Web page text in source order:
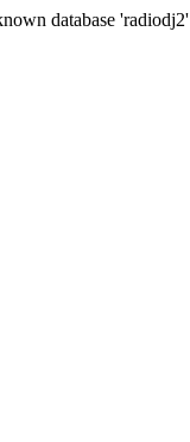
database 'radiodj2'